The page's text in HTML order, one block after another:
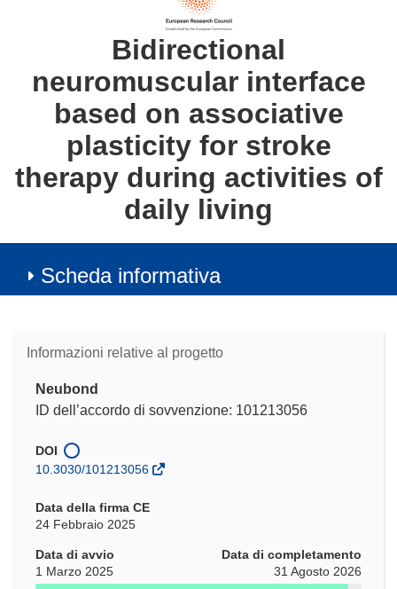
Bidirectional
neuromuscular interface
based on associative
plasticity for stroke
therapy during activities of
daily living
Scheda informativa
Informazioni relative al progetto
Neubond
ID dell’accordo di sovvenzione: 101213056
DOI
10.3030/101213056
Data della firma CE
24 Febbraio 2025
Data di avvio
1 Marzo 2025
Data di completamento
31 Agosto 2026